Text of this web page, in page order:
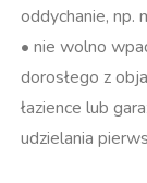
oddychanie, np.
• nie wolno
dorosłego z
łazience lub
udzielania